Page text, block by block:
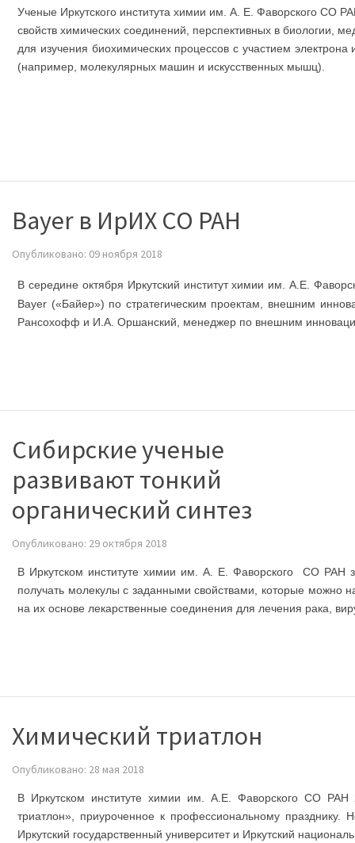
Ученые Иркутского института химии им. А. Е. Фаворского СО
свойств химических соединений, перспективных в биологии,
для изучения биохимических процессов с участием
(например, молекулярных машин и искусственных мышц).
Bayer в ИрИХ СО РАН
Опубликовано: 09 ноября 2018
В середине октября Иркутский институт химии им. А.Е.
Bayer («Байер») по стратегическим проектам, внешним
Рансохофф и И.А. Оршанский, менеджер по внешним
Сибирские ученые
развивают тонкий
органический синтез
Опубликовано: 29 октября 2018
В Иркутском институте химии им. А. Е. Фаворского СО РАН
получать молекулы с заданными свойствами, которые можно
на их основе лекарственные соединения для лечения рака,
Химический триатлон
Опубликовано: 28 мая 2018
В Иркутском институте химии им. А.Е. Фаворского СО
триатлон», приуроченное к профессиональному
Иркутский государственный университет и Иркутский